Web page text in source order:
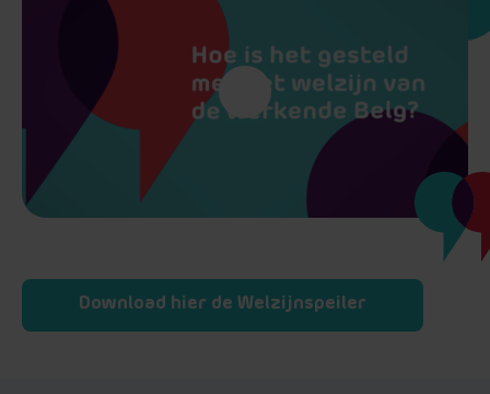
Download hier de Welzijnspeiler